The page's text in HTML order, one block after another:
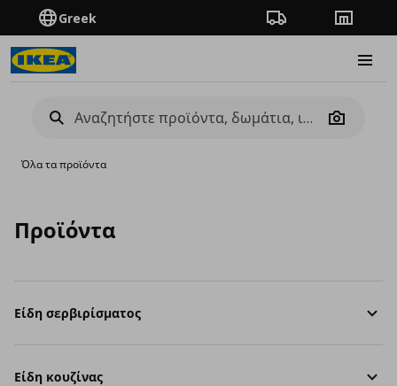
Greek Πορεία παραγγελίας
Camera
Όλα τα προϊόντα
Προϊόντα
Είδη σερβιρίσματος
Είδη κουζίνας